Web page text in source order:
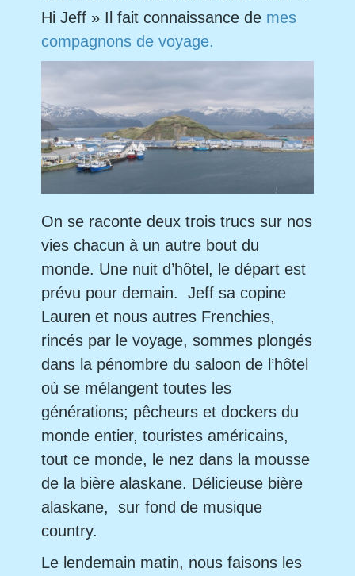
Hi Jeff » Il fait connaissance de mes
compagnons de voyage.
On se raconte deux trois trucs sur nos
vies chacun à un autre bout du
monde. Une nuit d’hôtel, le départ est
prévu pour demain. Jeff sa copine
Lauren et nous autres Frenchies,
rincés par le voyage, sommes plongés
dans la pénombre du saloon de l’hôtel
où se mélangent toutes les
générations; pêcheurs et dockers du
monde entier, touristes américains,
tout ce monde, le nez dans la mousse
de la bière alaskane. Délicieuse bière
alaskane, sur fond de musique
country.
Le lendemain matin, nous faisons les